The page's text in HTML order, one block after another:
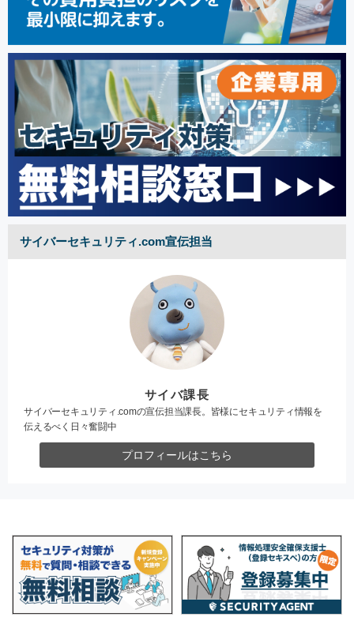
サイバーセキュリティ.com宣伝担当
サイバ課長
サイバーセキュリティ.comの宣伝担当課長。皆様にセキュリティ情報を
伝えるべく日々奮闘中
プロフィールはこちら